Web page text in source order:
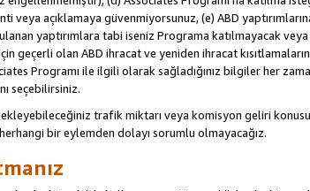
veya açıklamaya güvenmiyorsunuz, (e) ABD
yaptırımlara tabi iseniz Programa katılmayacak
geçerli olan ABD ihracat ve yeniden ihracat
Programı ile ilgili olarak sağladığınız bilgiler her
seçebilirsiniz.
trafik miktarı veya komisyon geliri
bir eylemden dolayı sorumlu olmayacağız.